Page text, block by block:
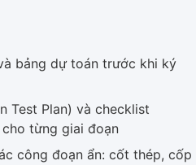
bảng dự toán trước khi ký
Test Plan) và checklist
từng giai đoạn
công đoạn ẩn: cốt thép, cốp